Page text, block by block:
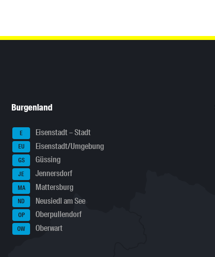
Burgenland
E Eisenstadt – Stadt
EU Eisenstadt/Umgebung
GS Güssing
JE Jennersdorf
MA Mattersburg
ND Neusiedl am See
OP Oberpullendorf
OW Oberwart